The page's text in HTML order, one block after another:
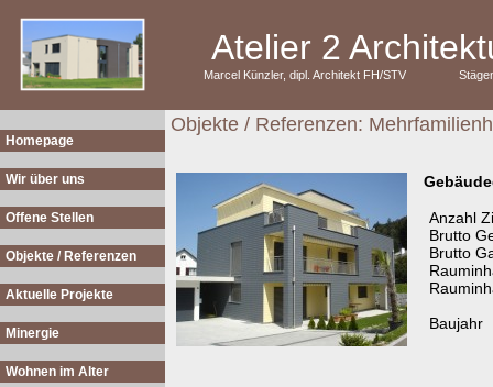
Atelier 2
Marcel Künzler, dipl. Architekt FH/STV
Homepage
Wir über uns
Offene Stellen
Objekte / Referenzen
Aktuelle Projekte
Minergie
Wohnen im Alter
Objekte / Referenzen:
Anzahl
Brutto
Brutto
Baujahr